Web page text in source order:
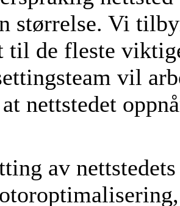
størrelse. Vi
til de fleste
vil
nettstedet
av